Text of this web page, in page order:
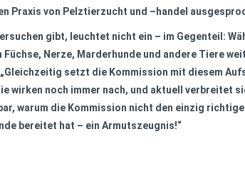
Praxis von Pelztierzucht und –handel
gibt, leuchtet nicht ein – im Gegenteil:
Nerze, Marderhunde und andere Tiere
setzt die Kommission mit diesem
wirken noch immer nach, und aktuell verbreitet
warum die Kommission nicht den einzig
bereitet hat – ein Armutszeugnis!“